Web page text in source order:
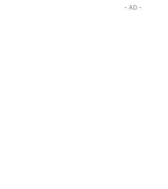
- AD -